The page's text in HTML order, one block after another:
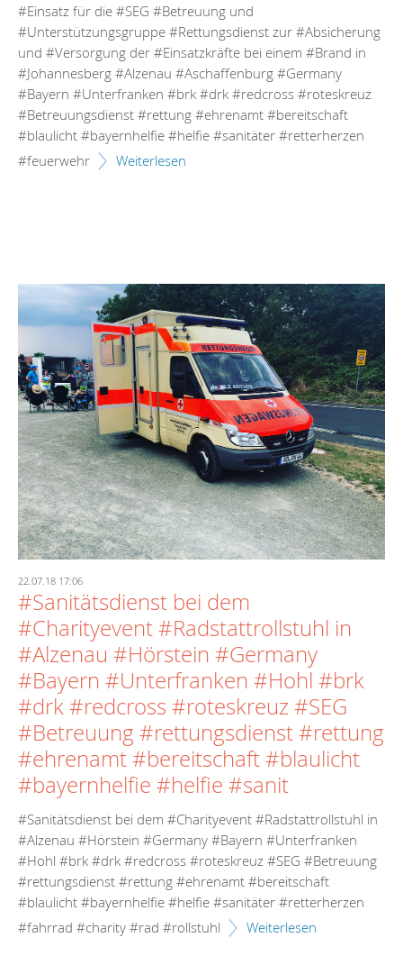
#Einsatz für die #SEG #Betreuung und
#Unterstützungsgruppe #Rettungsdienst zur #Absicherung
und #Versorgung der #Einsatzkräfte bei einem #Brand in
#Johannesberg #Alzenau #Aschaffenburg #Germany
#Bayern #Unterfranken #brk #drk #redcross #roteskreuz
#Betreuungsdienst #rettung #ehrenamt #bereitschaft
#blaulicht #bayernhelfie #helfie #sanitäter #retterherzen
#feuerwehr
Weiterlesen
22.07.18 17:06
#Sanitätsdienst bei dem
#Charityevent #Radstattrollstuhl in
#Alzenau #Hörstein #Germany
#Bayern #Unterfranken #Hohl #brk
#drk #redcross #roteskreuz #SEG
#Betreuung #rettungsdienst #rettung
#ehrenamt #bereitschaft #blaulicht
#bayernhelfie #helfie #sanit
#Sanitätsdienst bei dem #Charityevent #Radstattrollstuhl in
#Alzenau #Hörstein #Germany #Bayern #Unterfranken
#Hohl #brk #drk #redcross #roteskreuz #SEG #Betreuung
#rettungsdienst #rettung #ehrenamt #bereitschaft
#blaulicht #bayernhelfie #helfie #sanitäter #retterherzen
#fahrrad #charity #rad #rollstuhl
Weiterlesen